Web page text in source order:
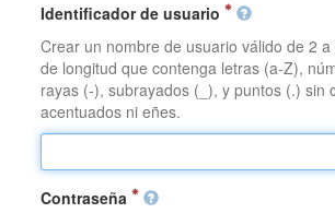
Identificador de usuario
Crear un nombre de usuario válido de 2
de longitud que contenga letras (a-Z),
rayas (-), subrayados (_), y puntos (.) sin
acentuados ni eñes.
Contraseña